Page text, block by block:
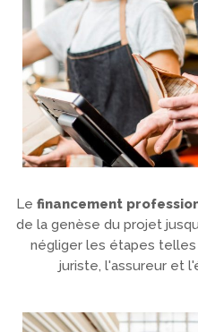
Le financement
de la genèse du projet
négliger les étapes
juriste, l'assureur et